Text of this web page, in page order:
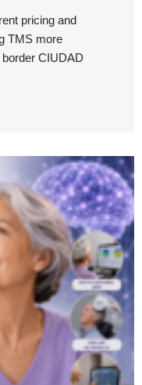
pricing and
TMS more
CIUDAD